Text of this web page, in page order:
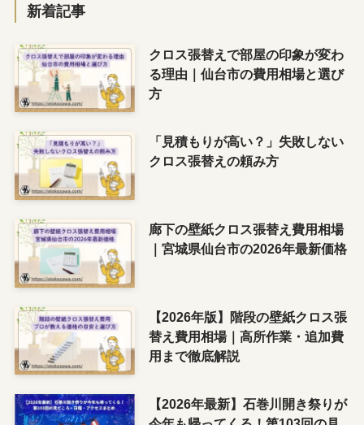
新着記事
クロス張替えで部屋の印象が変わ
る理由｜仙台市の費用相場と選び
方
「見積もりが高い？」失敗しない
クロス張替えの頼み方
廊下の壁紙クロス張替え費用相場
｜宮城県仙台市の2026年最新価格
【2026年版】階段の壁紙クロス張
替え費用相場｜高所作業・追加費
用まで徹底解説
【2026年最新】石巻川開き祭りが